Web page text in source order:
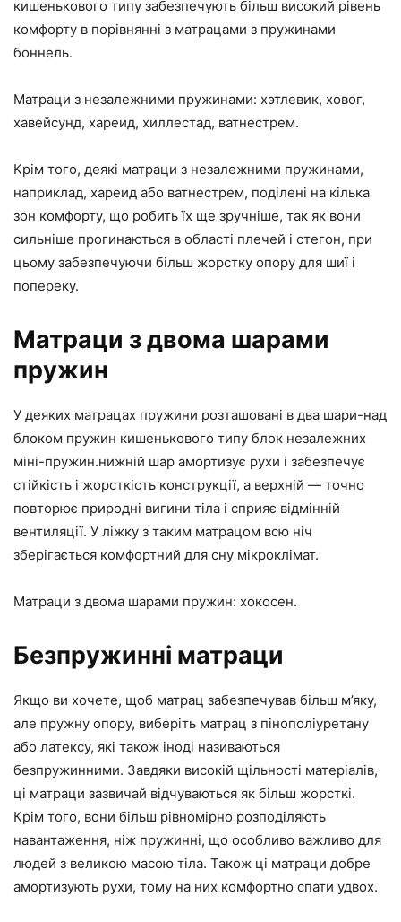
кишенькового типу забезпечують більш високий рівень
комфорту в порівнянні з матрацами з пружинами
боннель.
Матраци з незалежними пружинами: хэтлевик, ховог,
хавейсунд, хареид, хиллестад, ватнестрем.
Крім того, деякі матраци з незалежними пружинами,
наприклад, хареид або ватнестрем, поділені на кілька
зон комфорту, що робить їх ще зручніше, так як вони
сильніше прогинаються в області плечей і стегон, при
цьому забезпечуючи більш жорстку опору для шиї і
попереку.
Матраци з двома шарами
пружин
У деяких матрацах пружини розташовані в два шари-над
блоком пружин кишенькового типу блок незалежних
міні-пружин.нижній шар амортизує рухи і забезпечує
стійкість і жорсткість конструкції, а верхній — точно
повторює природні вигини тіла і сприяє відмінній
вентиляції. У ліжку з таким матрацом всю ніч
зберігається комфортний для сну мікроклімат.
Матраци з двома шарами пружин: хокосен.
Безпружинні матраци
Якщо ви хочете, щоб матрац забезпечував більш м’яку,
але пружну опору, виберіть матрац з пінополіуретану
або латексу, які також іноді називаються
безпружинними. Завдяки високій щільності матеріалів,
ці матраци зазвичай відчуваються як більш жорсткі.
Крім того, вони більш рівномірно розподіляють
навантаження, ніж пружинні, що особливо важливо для
людей з великою масою тіла. Також ці матраци добре
амортизують рухи, тому на них комфортно спати удвох.